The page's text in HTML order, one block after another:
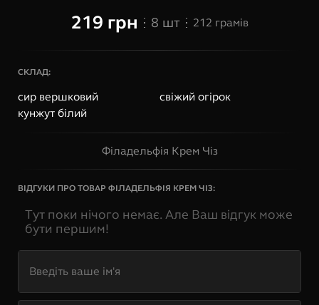
219 грн 8 шт 212 грамів
СКЛАД:
сир вершковий
свіжий огірок
кунжут білий
Філадельфія Крем Чіз
ВІДГУКИ ПРО ТОВАР ФІЛАДЕЛЬФІЯ КРЕМ ЧІЗ:
Тут поки нічого немає. Але Ваш відгук може
бути першим!